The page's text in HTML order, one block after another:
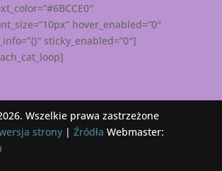
hover_enabled=”0″
sticky_enabled=”0″]
Wszelkie prawa zastrzeżone
strony| Źródła Webmaster: